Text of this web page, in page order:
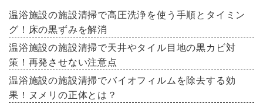
温浴施設の施設清掃で高圧洗浄を使う手順とタイミン
グ！床の黒ずみを解消
温浴施設の施設清掃で天井やタイル目地の黒カビ対
策！再発させない注意点
温浴施設の施設清掃でバイオフィルムを除去する効
果！ヌメリの正体とは？